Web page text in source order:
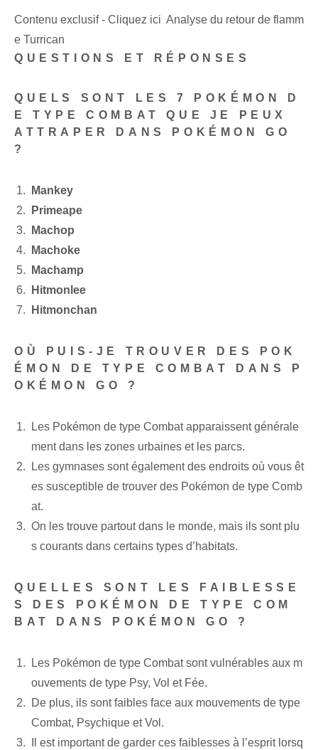
Contenu exclusif - Cliquez ici Analyse du retour de flamm
e Turrican
QUESTIONS ET RÉPONSES
QUELS SONT LES 7 POKÉMON D
E TYPE COMBAT QUE JE PEUX
ATTRAPER DANS POKÉMON GO
?
Mankey
Primeape
Machop
Machoke
Machamp
Hitmonlee
Hitmonchan
OÙ PUIS-JE TROUVER DES POK
ÉMON DE TYPE COMBAT DANS P
OKÉMON GO ?
Les Pokémon de type Combat apparaissent générale
ment dans les zones urbaines et les parcs.
Les gymnases sont également des endroits où vous êt
es susceptible de trouver des Pokémon de type Comb
at.
On les trouve partout dans le monde, mais ils sont plu
s courants dans certains types d’habitats.
QUELLES SONT LES FAIBLESSE
S DES POKÉMON DE TYPE COM
BAT DANS POKÉMON GO ?
Les Pokémon de type Combat sont vulnérables aux m
ouvements de type Psy, Vol et Fée.
De plus, ils sont faibles face aux mouvements de type
Combat, Psychique et Vol.
Il est important de garder ces faiblesses à l’esprit lorsq